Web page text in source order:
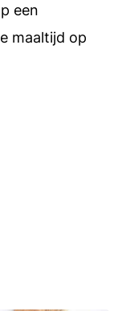
een
maaltijd op